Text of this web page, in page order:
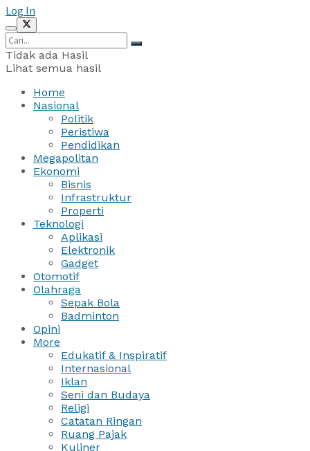
Log In
Tidak ada Hasil
Lihat semua hasil
Home
Nasional
Politik
Peristiwa
Pendidikan
Megapolitan
Ekonomi
Bisnis
Infrastruktur
Properti
Teknologi
Aplikasi
Elektronik
Gadget
Otomotif
Olahraga
Sepak Bola
Badminton
Opini
More
Edukatif & Inspiratif
Internasional
Iklan
Seni dan Budaya
Religi
Catatan Ringan
Ruang Pajak
Kuliner